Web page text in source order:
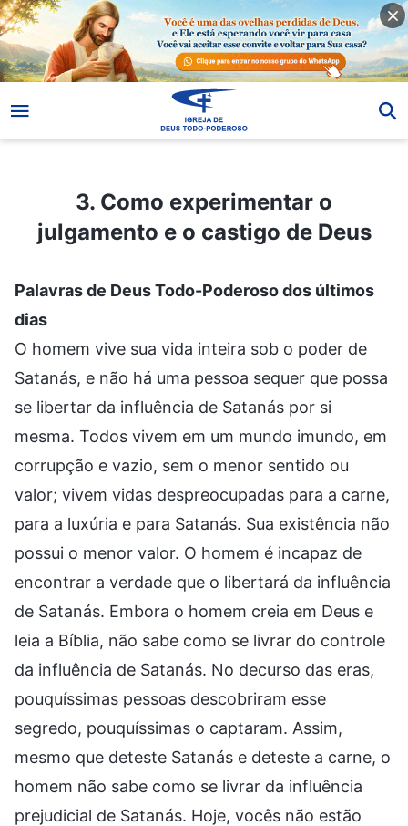
3. Como experimentar o julgamento e o castigo de Deus
3. Como experimentar o
julgamento e o castigo de Deus
Palavras de Deus Todo-Poderoso dos últimos
dias
O homem vive sua vida inteira sob o poder de
Satanás, e não há uma pessoa sequer que possa
se libertar da influência de Satanás por si
mesma. Todos vivem em um mundo imundo, em
corrupção e vazio, sem o menor sentido ou
valor; vivem vidas despreocupadas para a carne,
para a luxúria e para Satanás. Sua existência não
possui o menor valor. O homem é incapaz de
encontrar a verdade que o libertará da influência
de Satanás. Embora o homem creia em Deus e
leia a Bíblia, não sabe como se livrar do controle
da influência de Satanás. No decurso das eras,
pouquíssimas pessoas descobriram esse
segredo, pouquíssimas o captaram. Assim,
mesmo que deteste Satanás e deteste a carne, o
homem não sabe como se livrar da influência
prejudicial de Satanás. Hoje, vocês não estão